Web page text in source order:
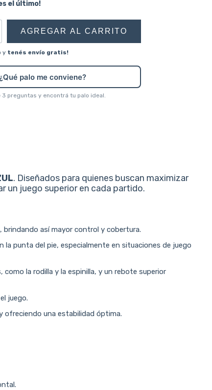
el último!
y tenés envío gratis!
¿Qué palo me conviene?
3 preguntas y encontrá tu palo ideal.
. Diseñados para quienes buscan maximizar
un juego superior en cada partido.
brindando así mayor control y cobertura.
la punta del pie, especialmente en situaciones de juego
la rodilla y la espinilla, y un rebote superior
juego.
ofreciendo una estabilidad óptima.